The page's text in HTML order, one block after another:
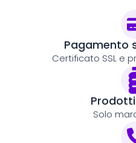
Pagamento
Certificato SSL e
Solo